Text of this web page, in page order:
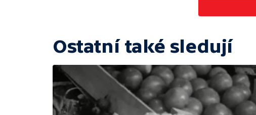
Ostatní také sledují